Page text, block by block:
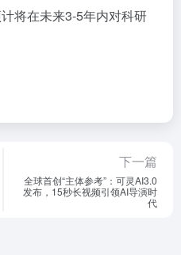
将在未来3-5年内对科研
下一篇
全球首创“主体参考”：可灵AI3.0
发布，15秒长视频引领AI导演时
代